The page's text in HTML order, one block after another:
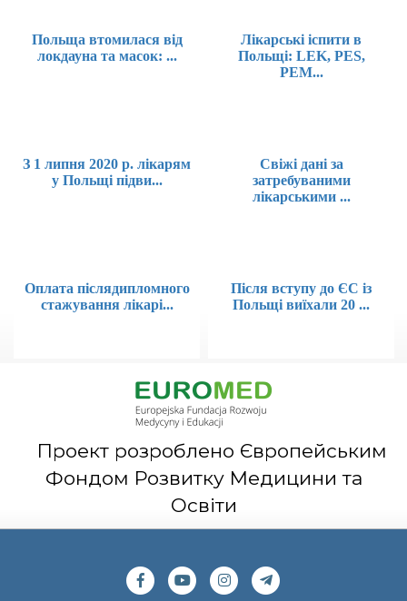
Польща втомилася від
локдауна та масок: ...
Лікарські іспити в
Польщі: LEK, PES,
PEM...
З 1 липня 2020 р. лікарям
у Польщі підви...
Свіжі дані за
затребуваними
лікарськими ...
Оплата післядипломного
стажування лікарі...
Після вступу до ЄС із
Польщі виїхали 20 ...
Проект розроблено Європейським
Фондом Розвитку Медицини та
Освіти